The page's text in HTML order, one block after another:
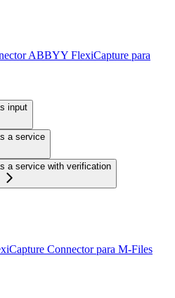
ABBYY FlexiCapture para
input
a service
a service with verification
Connector para M-Files